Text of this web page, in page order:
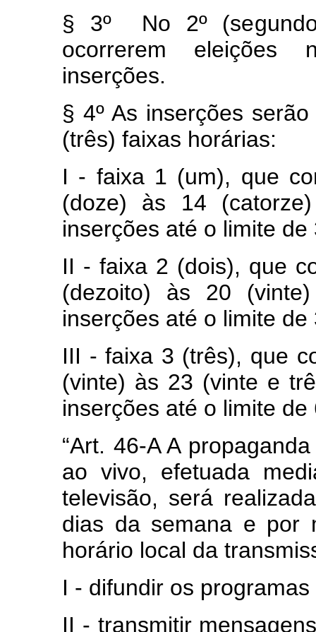
§ 3º No 2º
ocorrerem eleições
inserções.
§ 4º As inserções
(três) faixas horárias:
I - faixa 1 (um), que
(doze) às 14
inserções até o limite
II - faixa 2 (dois), que
(dezoito) às 20
inserções até o limite
III - faixa 3 (três), que
(vinte) às 23 (vinte e
inserções até o limite de
“Art. 46-A A
ao vivo, efetuada
televisão, será
dias da semana e por
horário local da
I - difundir os
II - transmitir